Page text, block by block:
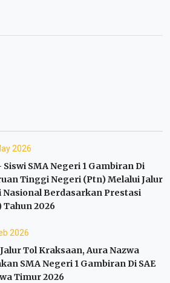
2026
Siswi SMA Negeri 1 Gambiran Di
Tinggi Negeri (ptn) Melalui Jalur
Nasional Berdasarkan Prestasi
Tahun 2026
2026
Tol Kraksaan, Aura Nazwa
SMA Negeri 1 Gambiran Di SAE
Timur 2026